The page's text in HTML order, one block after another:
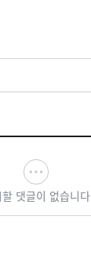
댓글이 없습니다